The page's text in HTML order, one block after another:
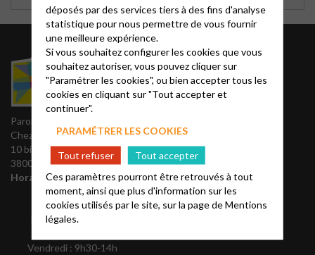
Paroisse de Grenoble
Chez Téo
10 bis Rue Hébert
38000 Grenoble
Horaires d’ouverture:
Lundi : 12h-14h
Mardi : 12h-17h
Mercredi : 12h-14h
Vendredi : 9h30-14h
Connectez-
vous à
Instagram
–
Voir plus sur
Facebook
déposés par des services tiers à des fins d'analyse
statistique pour nous permettre de vous fournir
une meilleure expérience.
Si vous souhaitez configurer les cookies que vous
souhaitez autoriser, vous pouvez cliquer sur
"Paramétrer les cookies", ou bien accepter tous les
cookies en cliquant sur "Tout accepter et
continuer".
PARAMÉTRER LES COOKIES
Tout refuser
Tout accepter
Ces paramètres pourront être retrouvés à tout
moment, ainsi que plus d'information sur les
cookies utilisés par le site, sur la page deMentions
légales.